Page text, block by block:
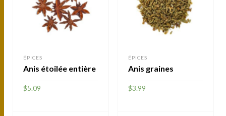
ÉPICES
Anis étoilée entière
$5.09
ÉPICES
Anis graines
$3.99